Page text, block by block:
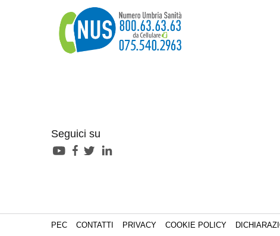
Seguici su
PEC CONTATTI PRIVACY COOKIE POLICY